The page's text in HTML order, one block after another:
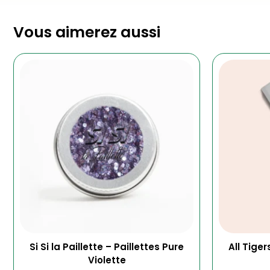
Vous aimerez aussi
Si Si la Paillette – Paillettes Pure
Violette
All